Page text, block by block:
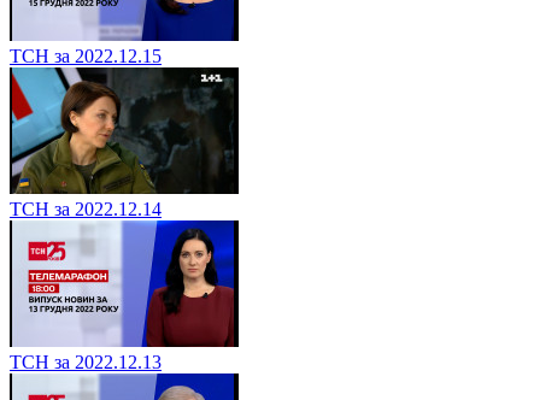
ТСН за 2022.12.15
ТСН за 2022.12.14
ТСН за 2022.12.13